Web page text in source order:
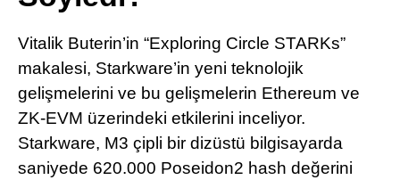
LinkedIn
Telegram
Vitalik Buterin’in “Exploring Circle STARKs”
makalesi, Starkware’in yeni teknolojik
gelişmelerini ve bu gelişmelerin Ethereum ve
ZK-EVM üzerindeki etkilerini inceliyor.
Starkware, M3 çipli bir dizüstü bilgisayarda
saniyede 620.000 Poseidon2 hash değerini